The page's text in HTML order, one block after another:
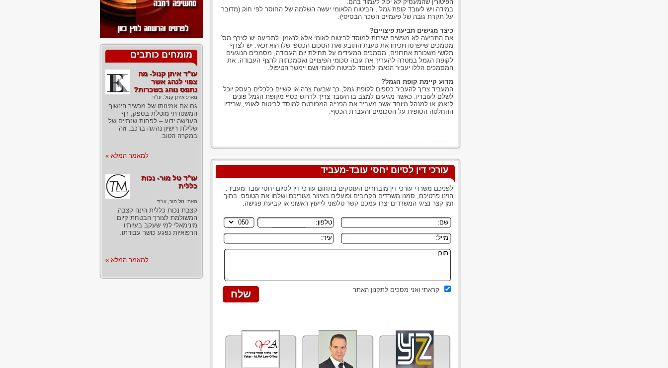
הפיטורין שהמעסיק לא יכול לעמוד בהם.
במידה ויש לעובד קופת גמל , הביטוח הלאומי יעשה השלמה של החוסר לפי חוק (מדובר
על תקרת גובה של פעמיים השכר הבסיסי).
כיצד מגישים תביעת פיצויים?
את התביעה לא מגישים ישירות למוסד לביטוח לאומי אלא לנאמן. לתביעה יש לצרף מס´
מסמכים שייפרטו ויוכיחו את טענת התובע ואת הסכום הכספי שלו הוא זכאי. יש לצרף
תלושי משכורת אחרונים, מסמכים המעידים על תחילת יום העבודה, מסמכים הנוגעים
לקופת הגמל במטרה להעריך את גובה סכומי הפיצויים ואסמכתות לרצף העבודה. את
המסמכים הללו יעביר הנאמן למוסד לביטוח לאומי ושם יימשך הטיפול.
מדוע קיימת קופת הגמל?
המעביד צריך להעביר כספים לקופת גמל, כך שבעת צרה או קשיים כלכלים בעסק יוכל
לשלם לעובדיו. כאשר מגיעים למצב בו העובד צריך לדרוש כסף מקופת הגמל פונים
לנאמן או למנהל מיוחד אשר מעביר את הפנייה המפורטת למוסד לביטוח לאומי, שבידיו
ההחלטה הסופית על הסכומים והעברת הכסף.
עורכי דין לסיום יחסי עובד-מעביד
לפניכם משרדי עורכי דין מובחרים העוסקים בתחום עורכי דין לסיום יחסי עובד-מעביד.
הזינו פרטיכם, סמנו משרדים הקרובים ופועלים באיזור מגוריכם ושלחו את הטופס. בתוך
זמן קצר נציגי המשרדים יצרו עמכם קשר טלפוני לייעוץ ראשוני או קביעת פגישה.
קראתי ואני מסכים לתקנון האתר
מומחים כותבים
עו"ד איתן קנול- מה
צפוי לנהג אשר
נתפס נוהג בשכרות?
מאת: איתן קנול, עו"ד
גם אם אמינותו של מכשיר הינשוף
המשטרתי מוטלת בספק, רף
הענישה ידוע – לפחות שנתיים של
שלילת רישיון נהיגה ברכב, וזה
במקרה הטוב.
למאמר המלא »
עו"ד טל מור- נכות
כללית
מאת: טל מור, עו"ד
קצבת נכות כללית הינה קצבה
המשולמת לצורך הבטחת קיום
מינימאלי למי שעקב בעיותיו
הרפואיות נפגע כושר עבודתו.
למאמר המלא »